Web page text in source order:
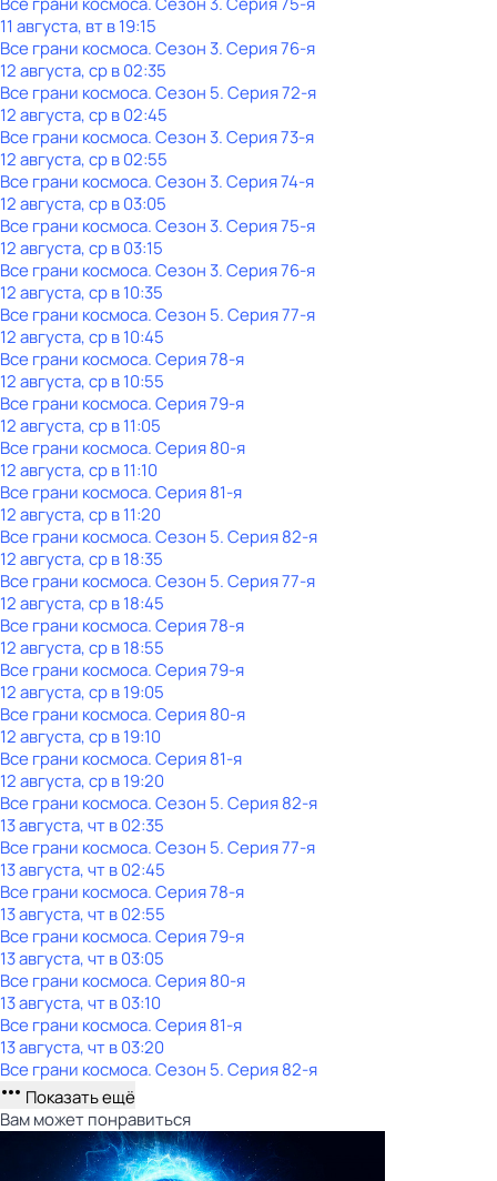
11 августа, вт в 19:15
Все грани космоса. Сезон 3. Серия 76-я
12 августа, ср в 02:35
Все грани космоса. Сезон 5. Серия 72-я
12 августа, ср в 02:45
Все грани космоса. Сезон 3. Серия 73-я
12 августа, ср в 02:55
Все грани космоса. Сезон 3. Серия 74-я
12 августа, ср в 03:05
Все грани космоса. Сезон 3. Серия 75-я
12 августа, ср в 03:15
Все грани космоса. Сезон 3. Серия 76-я
12 августа, ср в 10:35
Все грани космоса. Сезон 5. Серия 77-я
12 августа, ср в 10:45
Все грани космоса. Серия 78-я
12 августа, ср в 10:55
Все грани космоса. Серия 79-я
12 августа, ср в 11:05
Все грани космоса. Серия 80-я
12 августа, ср в 11:10
Все грани космоса. Серия 81-я
12 августа, ср в 11:20
Все грани космоса. Сезон 5. Серия 82-я
12 августа, ср в 18:35
Все грани космоса. Сезон 5. Серия 77-я
12 августа, ср в 18:45
Все грани космоса. Серия 78-я
12 августа, ср в 18:55
Все грани космоса. Серия 79-я
12 августа, ср в 19:05
Все грани космоса. Серия 80-я
12 августа, ср в 19:10
Все грани космоса. Серия 81-я
12 августа, ср в 19:20
Все грани космоса. Сезон 5. Серия 82-я
13 августа, чт в 02:35
Все грани космоса. Сезон 5. Серия 77-я
13 августа, чт в 02:45
Все грани космоса. Серия 78-я
13 августа, чт в 02:55
Все грани космоса. Серия 79-я
13 августа, чт в 03:05
Все грани космоса. Серия 80-я
13 августа, чт в 03:10
Все грани космоса. Серия 81-я
13 августа, чт в 03:20
Все грани космоса. Сезон 5. Серия 82-я
Показать ещё
Вам может понравиться